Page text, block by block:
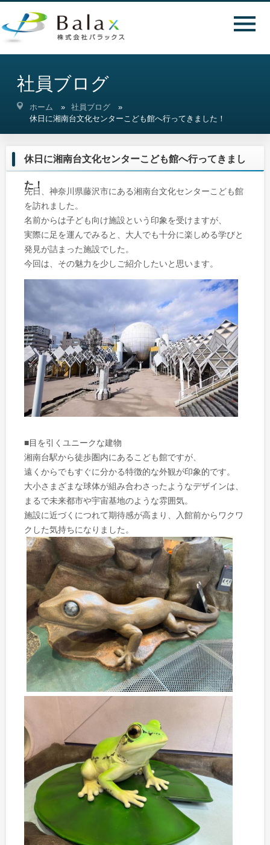
社員ブログ
ホーム
社員ブログ
休日に湘南台文化センターこども館へ行ってきました！
休日に湘南台文化センターこども館へ行ってきまし
た！
先日、神奈川県藤沢市にある湘南台文化センターこども館
を訪れました。
名前からは子ども向け施設という印象を受けますが、
実際に足を運んでみると、大人でも十分に楽しめる学びと
発見が詰まった施設でした。
今回は、その魅力を少しご紹介したいと思います。
■目を引くユニークな建物
湘南台駅から徒歩圏内にあるこども館ですが、
遠くからでもすぐに分かる特徴的な外観が印象的です。
大小さまざまな球体が組み合わさったようなデザインは、
まるで未来都市や宇宙基地のような雰囲気。
施設に近づくにつれて期待感が高まり、入館前からワクワ
クした気持ちになりました。